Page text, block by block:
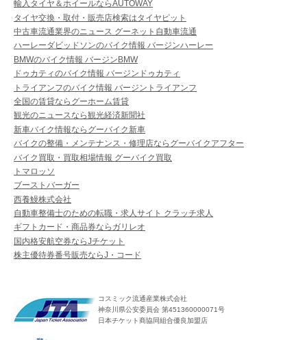
輸入タイヤ＆ホイールならAUTOWAY
タイヤ交換・取付・販売店検索はタイヤピット
中古車流通業界のニュース グーネット自動車流通
ハーレーダビッドソンのバイク情報 バージンハーレー
BMWのバイク情報 バージンBMW
ドゥカティのバイク情報 バージンドゥカティ
トライアンフのバイク情報 バージントライアンフ
全国の賃貸ならグーホーム賃貸
観光のニュースなら観光経済新聞社
新車バイク情報ならグーバイク新車
バイクの整備・メンテナンス・修理店ならグーバイクアフター
バイク買取・買取相場情報 グーバイク買取
トマロッソ
ブーストバーガー
西養鰻株式会社
自動車整備士のための転職・求人サイト クラッチ求人
ギフトカード・商品券ならガリレオ
国内格安航空券ならJチケット
株主優待券番号販売ならJ・コード
コスミック流通産業株式会社
神奈川県公安委員会 第451360000071号
日本チケット商協同組合優良加盟店